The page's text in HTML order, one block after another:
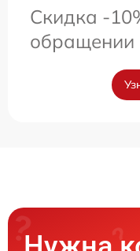
Скидка -
обращении